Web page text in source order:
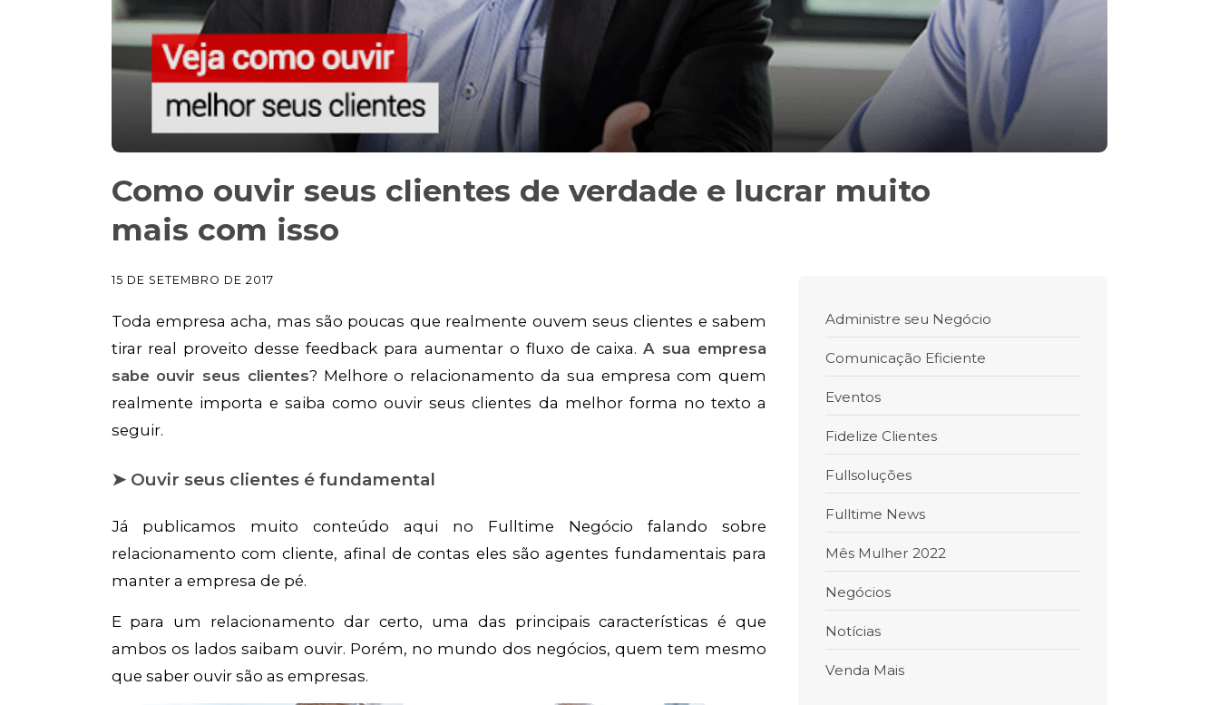
Como ouvir seus clientes de verdade e lucrar muito
mais com isso
15 DE SETEMBRO DE 2017
Toda empresa acha, mas são poucas que realmente ouvem seus clientes e sabem
tirar real proveito desse feedback para aumentar o fluxo de caixa.A sua empresa
sabe ouvir seus clientes? Melhore o relacionamento da sua empresa com quem
realmente importa e saiba como ouvir seus clientes da melhor forma no texto a
seguir.
➤ Ouvir seus clientes é fundamental
Já publicamos muito conteúdo aqui no Fulltime Negócio falando sobre
relacionamento com cliente, afinal de contas eles são agentes fundamentais para
manter a empresa de pé.
E para um relacionamento dar certo, uma das principais características é que
ambos os lados saibam ouvir. Porém, no mundo dos negócios, quem tem mesmo
que saber ouvir são as empresas.
Administre seu Negócio
Comunicação Eficiente
Eventos
Fidelize Clientes
Fullsoluções
Fulltime News
Mês Mulher 2022
Negócios
Notícias
Venda Mais